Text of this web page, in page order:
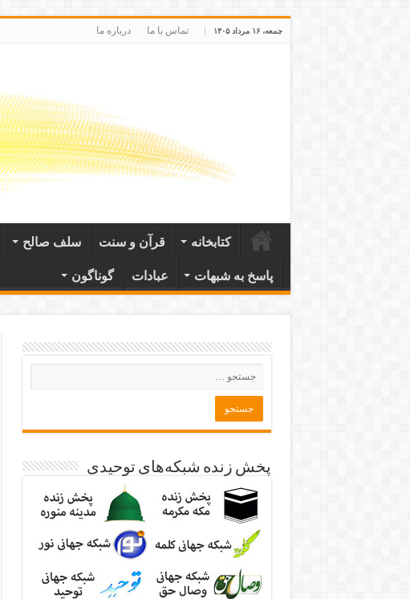
جمعه، ۱۶ مرداد ۱۴۰۵ تماس با ما درباره ما
کتابخانه قرآن و سنت سلف صالح
پاسخ به شبهات عبادات گوناگون
پخش زنده شبکه‌های توحیدی